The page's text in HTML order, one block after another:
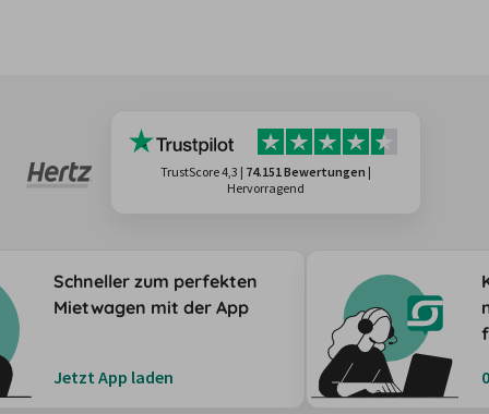
TrustScore 4,3 | 74.151 Bewertungen |
Hervorragend
Schneller zum perfekten
Mietwagen mit der App
Jetzt App laden